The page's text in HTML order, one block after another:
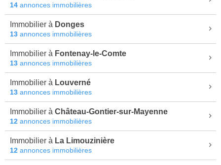
14 annonces immobilières
Immobilier à Donges
13 annonces immobilières
Immobilier à Fontenay-le-Comte
13 annonces immobilières
Immobilier à Louverné
13 annonces immobilières
Immobilier à Château-Gontier-sur-Mayenne
12 annonces immobilières
Immobilier à La Limouzinière
12 annonces immobilières